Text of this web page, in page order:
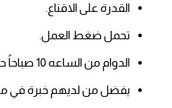
القدرة على الاقناع.
تحمل ضغط العمل.
الدوام من الساعه 10 صباحاً حتى الساعة 2 ظهراً .
يفضل من لديهم خبرة في